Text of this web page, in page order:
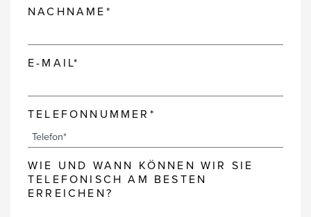
NACHNAME*
E-MAIL*
TELEFONNUMMER*
WIE UND WANN KÖNNEN WIR SIE
TELEFONISCH AM BESTEN
ERREICHEN?